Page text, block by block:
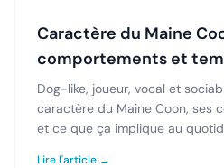
Caractère du Maine
comportements et
Dog-like, joueur, vocal et
caractère du Maine Coon, ses
et ce que ça implique au
Lire l'article →